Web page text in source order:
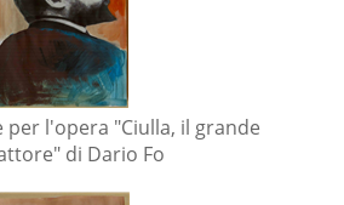
per l'opera "Ciulla, il grande
di Dario Fo